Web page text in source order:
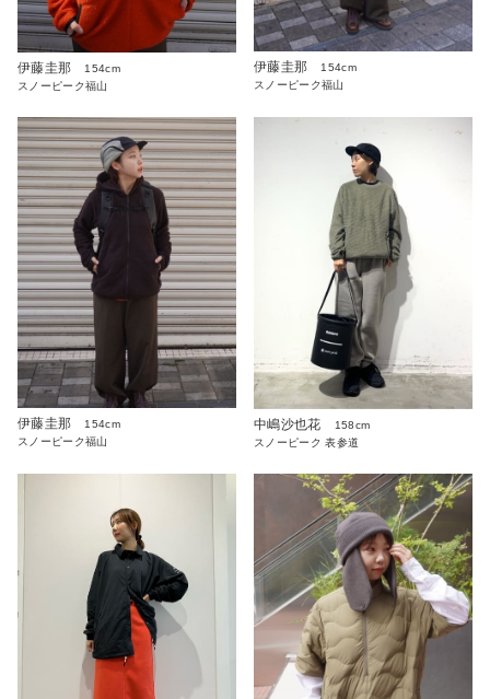
伊藤圭那
154cm
スノーピーク福山
伊藤圭那
154cm
スノーピーク福山
伊藤圭那
154cm
スノーピーク福山
中嶋沙也花
158cm
スノーピーク 表参道